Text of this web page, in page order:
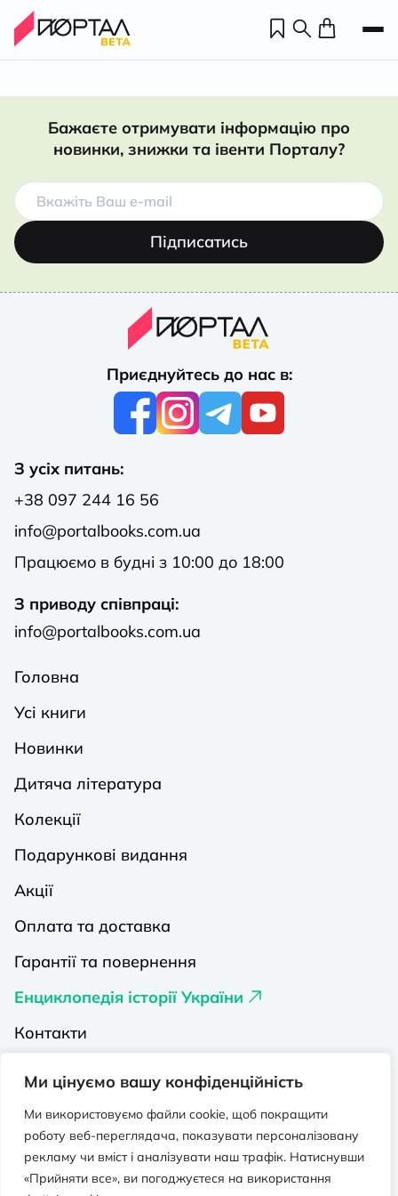
Ми цінуємо вашу конфіденційність
Ми використовуємо файли cookie, щоб покращити
роботу веб-переглядача, показувати персоналізовану
рекламу чи вміст і аналізувати наш трафік. Натиснувши
«Прийняти все», ви погоджуєтеся на використання
Бажаєте отримувати інформацію про
новинки, знижки та івенти Порталу?
Підписатись
Приєднуйтесь до нас в:
З усіх питань:
+38 097 244 16 56
info@portalbooks.com.ua
Працюємо в будні з 10:00 до 18:00
З приводу співпраці:
info@portalbooks.com.ua
Головна
Усі книги
Новинки
Дитяча література
Колекції
Подарункові видання
Акції
Оплата та доставка
Гарантії та повернення
Енциклопедія історії України
Контакти
Видавництва на Порталі
Політика конфіденційності
Публічна оферта